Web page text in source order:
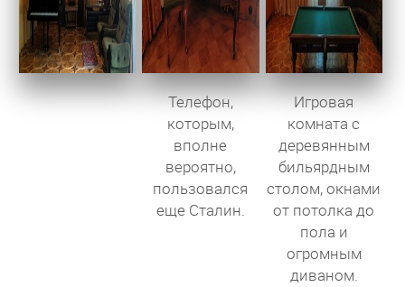
Телефон,
которым,
вполне
вероятно,
пользовался
еще Сталин.
Игровая
комната с
деревянным
бильярдным
столом, окнами
от потолка до
пола и
огромным
диваном.